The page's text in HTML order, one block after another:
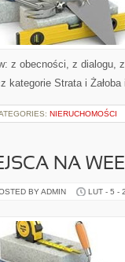
z obecności, z dialogu,
kategorie Strata i
NIERUCHOMOŚCI
NA
BY ADMIN LUT - 5 -